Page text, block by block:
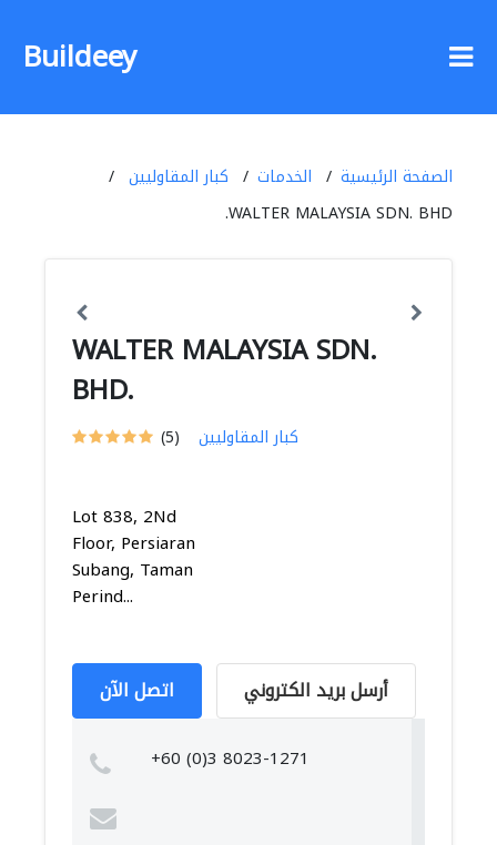
Buildeey
الصفحة الرئيسية الخدمات
كبار المقاوليين
WALTER MALAYSIA SDN. BHD.
WALTER MALAYSIA SDN.
BHD.
(5) كبار المقاوليين
Lot 838, 2Nd
Floor, Persiaran
Subang, Taman
Perind...
اتصل الآن أرسل بريد الكتروني
+60 (0)3 8023-1271